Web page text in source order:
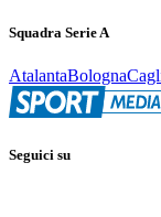
Squadra Serie A
AtalantaBologna
Seguici su